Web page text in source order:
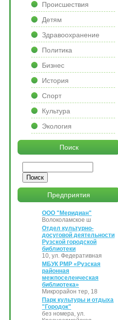
Происшествия
Детям
Здравоохранение
Политика
Бизнес
История
Спорт
Культура
Экология
Поиск
Предприятия
ООО "Меридиан"
Волоколамское ш
Отдел культурно-
досуговой деятельности
Рузской городской
библиотеки
10, ул. Федеративная
МБУК РМР «Рузская
районная
межпоселенческая
библиотека»
Микрорайон тер, 18
Парк культуры и отдыха
"Городок"
без номера, ул.